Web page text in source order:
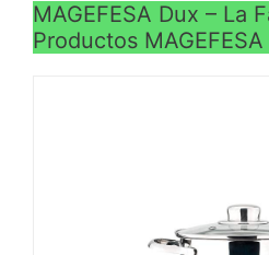
MAGEFESA Dux – La
Productos